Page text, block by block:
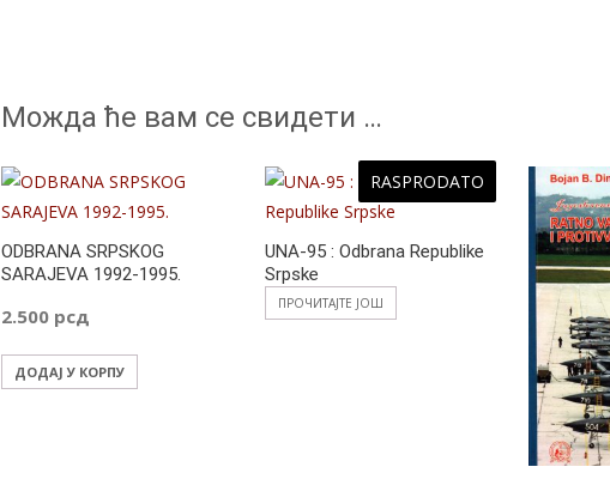
Можда ће вам се свидети …
ODBRANA SRPSKOG
SARAJEVA 1992-1995.
2.500 рсд
ДОДАЈ У КОРПУ
RASPRODATO
UNA-95 : Odbrana Republike
Srpske
ПРОЧИТАЈТЕ ЈОШ